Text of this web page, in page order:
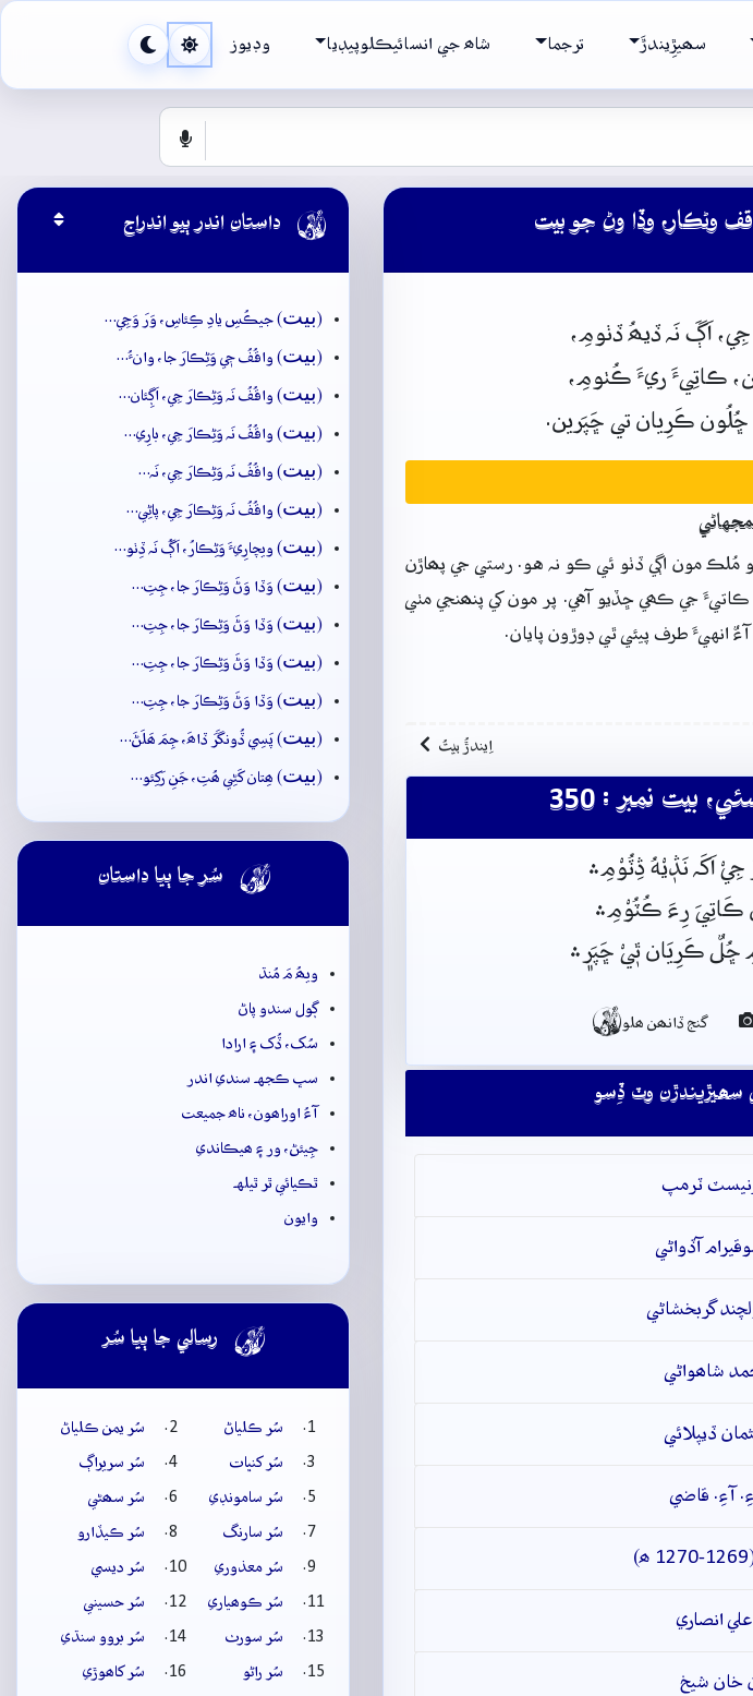
سھيڙِيندڙَ ترجما شاھ جي انسائيڪلوپيڊيا وڊيوز
وڻڪار، وڏا وڻ جو بيت
جِي، اَڳَ نَہ ڏيھُڏٺومِ،
ڪاتِيءَ ريءَڪُٺومِ،
ڇُلُون ڪَرِيان تي ڇَپَرين.
مُلڪ مون اڳي ڏٺو ئي ڪو نہ هو. رستي جي پھاڙن
جي ڪھي ڇڏيو آهي. پر مون کي پنھنجي مٺي
انهيءَ طرف پيئي ٿي ڊوڙون پايان.
اِيندڙُ بيتُ
بيت نمبر : 350
اَکَہ نَڎٖيْهُ ڎِٽُوْمِ﮶
ڪَاتِيَ رِءَ ڪُٽُوْمِ﮶
ڇُلٌ ڪَرِيَان ٿٖيْ ڇَپَر﮼﮶
گنج ڏانھن ھلو
سھيڙيندڙن وٽ ڏِسو
ٽرمپ
آڏواڻي
گربخشاڻي
شاھواڻي
ڏيپلائي
آءِ. قاضي
انصاري
خان شيخ
 داستان اندر ٻيو اندراج
(بيت) جيڪُسِ يادِ ڪِئاسِ، وَرَ وَڃِي…
(بيت) واقُفُ جٖي وَڻِڪارَ جا، وانءُ…
(بيت) واقُفُ نَہ وَڻِڪارَ جِي، اَڳِئان…
(بيت) واقُفُ نَہ وَڻِڪارَ جِي، بارِي…
(بيت) واقُفُ نَہ وَڻِڪارَ جِي، نَہ…
(بيت) واقُفُ نَہ وَڻِڪارَ جِي، پاڻِي…
(بيت) ويچارِيءَ وَڻِڪارُ، اَڳُ نَہ ڏِٺو…
(بيت) وَڏا وَڻَ وَڻِڪارَ جا، جِتِ…
(بيت) وَڏا وَڻَ وَڻِڪارَ جا، جِتِ…
(بيت) وَڏا وَڻَ وَڻِڪارَ جا، جِتِ…
(بيت) وَڏا وَڻَ وَڻِڪارَ جا، جِتِ…
(بيت) پَسِي ڏُونگَرَ ڏاھَ، جِمَ ھَلَڻَ…
(بيت) ھِتان کَڻِي ھُتِ، جَنِ رَکِئو…
 سُر جا ٻيا داستان
ويھُ مَ مُنڌ
ڳول سندو پاڻ
سُک، ڏُک ۽ ارادا
سڀ ڪجهہ سندي اندر
آءُ اوراھون، ناھ جميعت
جِيئڻ، ور ۽ ھيڪاندي
ٿڪيائي ٿر ٿيلهہ
وايون
 رسالي جا ٻيا سُر
سُر ڪلياڻ
سُر يمن ڪلياڻ
سُر کنڀات
سُر سريراڳ
سُر سامونڊي
سُر سھڻي
سُر سارنگ
سُر ڪيڏارو
سُر معذوري
سُر ديسي
سُر ڪوھياري
سُر حسيني
سُر سورٺ
سُر بروو سنڌي
سُر راڻو
سُر کاھوڙي